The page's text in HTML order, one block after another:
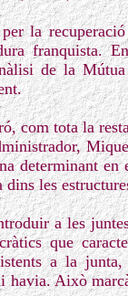
la
franquista.
de la
com tota la
determinant
les
a les
que
a la
havia. Això